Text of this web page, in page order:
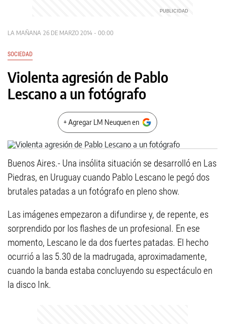
LA MAÑANA 26 DE MARZO 2014 - 00:00
SOCIEDAD
Violenta agresión de Pablo
Lescano a un fotógrafo
+ Agregar LM Neuquen en
Buenos Aires.- Una insólita situación se desarrolló en Las
Piedras, en Uruguay cuando Pablo Lescano le pegó dos
brutales patadas a un fotógrafo en pleno show.
Las imágenes empezaron a difundirse y, de repente, es
sorprendido por los flashes de un profesional. En ese
momento, Lescano le da dos fuertes patadas. El hecho
ocurrió a las 5.30 de la madrugada, aproximadamente,
cuando la banda estaba concluyendo su espectáculo en
la disco Ink.